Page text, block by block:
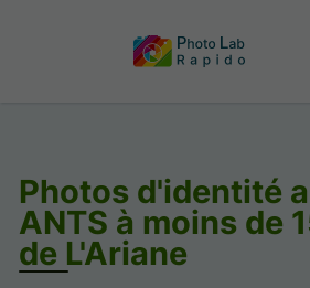
Photos d'identité
ANTS à moins de
de L'Ariane